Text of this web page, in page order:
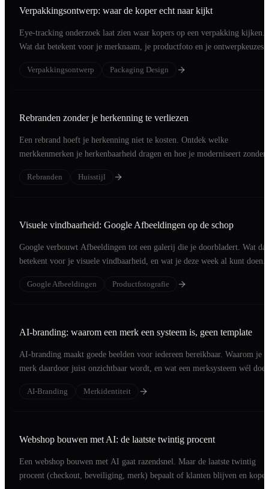
Verpakkingsontwerp: waar de koper echt naar kijkt
Eye-tracking onderzoek laat zien waar kopers op een verpakking kijken.
Wat dat betekent voor je merknaam, je productfoto en je ontwerpkeuzes.
Verpakkingsontwerp Packaging Design
Rebranden zonder je herkenning te verliezen
Een rebrand hoeft je herkenning niet te kosten. Ontdek welke
merkkenmerken je herkenbaarheid dragen en hoe je moderniseert zonder
Rebranden
Huisstijl
Visuele vindbaarheid: Google Afbeeldingen op de schop
Google verbouwt Afbeeldingen tot een galerij die je doorbladert. Wat dat
betekent voor je visuele vindbaarheid, en wat je deze week al kunt doen.
Google Afbeeldingen Productfotografie
AI-branding: waarom een merk een systeem is, geen template
AI-branding maakt goede beelden voor iedereen bereikbaar. Waarom je
merk daardoor juist onzichtbaar wordt, en wat een merksysteem wél
AI-Branding Merkidentiteit
Webshop bouwen met AI: de laatste twintig procent
Een webshop bouwen met AI gaat razendsnel. Maar de laatste twintig
procent (checkout, beveiliging, merk) bepaalt of klanten blijven en